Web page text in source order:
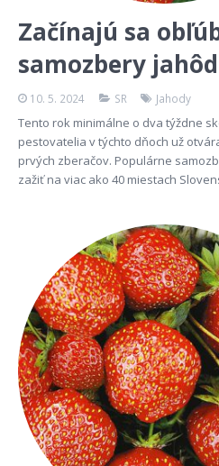
Začínajú sa
samozbery jahôd
10. 5. 2024 SR Jahody
Tento rok minimálne o dva týždne
pestovatelia v týchto dňoch už
prvých zberačov. Populárne
zažiť na viac ako 40 miestach